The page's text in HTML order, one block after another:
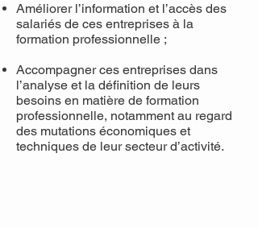
Améliorer l’information et l’accès des
salariés de ces entreprises à la
formation professionnelle ;
Accompagner ces entreprises dans
l’analyse et la définition de leurs
besoins en matière de formation
professionnelle, notamment au regard
des mutations économiques et
techniques de leur secteur d’activité.